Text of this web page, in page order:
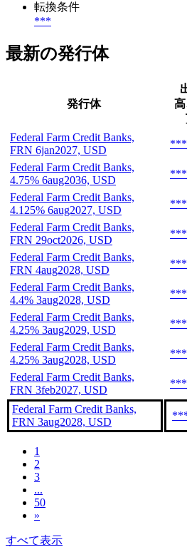
転換条件
***
最新の発行体
発行体
Federal Farm Credit Banks,
FRN 6jan2027, USD
***
Federal Farm Credit Banks,
4.75% 6aug2036, USD
***
Federal Farm Credit Banks,
4.125% 6aug2027, USD
***
Federal Farm Credit Banks,
FRN 29oct2026, USD
***
Federal Farm Credit Banks,
FRN 4aug2028, USD
***
Federal Farm Credit Banks,
4.4% 3aug2028, USD
***
Federal Farm Credit Banks,
4.25% 3aug2029, USD
***
Federal Farm Credit Banks,
4.25% 3aug2028, USD
***
Federal Farm Credit Banks,
FRN 3feb2027, USD
***
Federal Farm Credit Banks,
FRN 3aug2028, USD
1
2
3
...
50
»
すべて表示